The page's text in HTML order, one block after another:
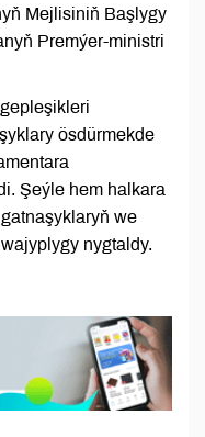
Mejlisiniň Başlygy
Premýer-ministri
ösdürmekde
Şeýle hem halkara
we
nygtaldy.